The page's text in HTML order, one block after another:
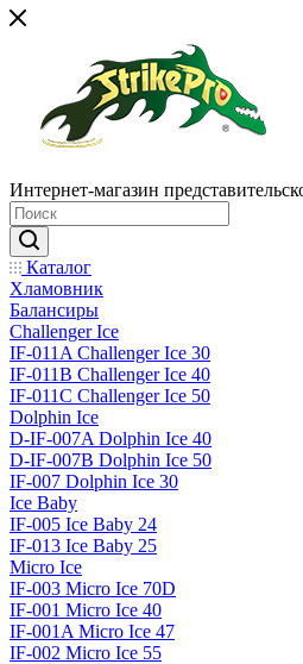
Интернет-магазин
Каталог
Хламовник
Балансиры
Challenger Ice
IF-011A Challenger Ice 30
IF-011B Challenger Ice 40
IF-011C Challenger Ice 50
Dolphin Ice
D-IF-007A Dolphin Ice 40
D-IF-007B Dolphin Ice 50
IF-007 Dolphin Ice 30
Ice Baby
IF-005 Ice Baby 24
IF-013 Ice Baby 25
Micro Ice
IF-003 Micro Ice 70D
IF-001 Micro Ice 40
IF-001A Micro Ice 47
IF-002 Micro Ice 55